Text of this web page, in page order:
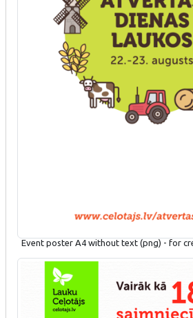
Event poster A4 without text (png) - for